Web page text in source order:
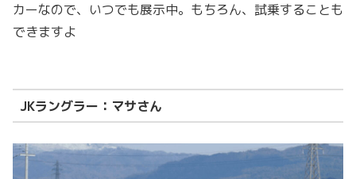
カーなので、いつでも展示中。もちろん、試乗することも
できますよ
JKラングラー：マサさん